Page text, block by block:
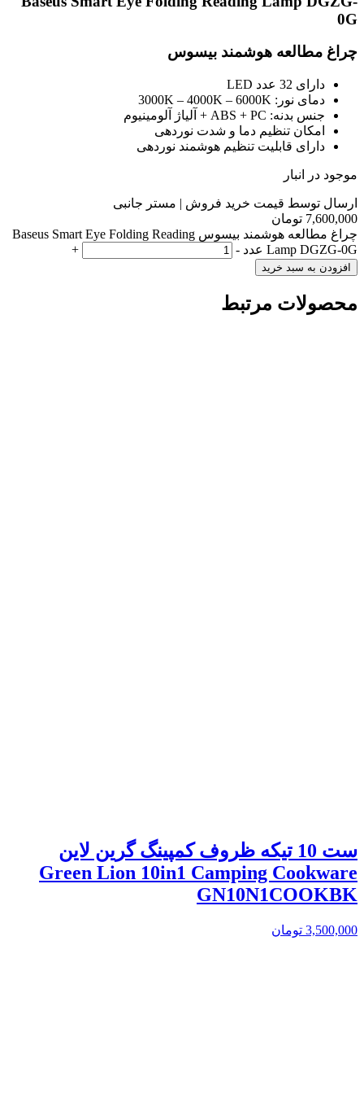
0G
چراغ مطالعه هوشمند بیسوس
دارای 32 عدد LED
دمای نور: 3000K – 4000K – 6000K
جنس بدنه: ABS + PC + آلیاژ آلومینیوم
امکان تنظیم دما و شدت نوردهی
دارای قابلیت تنظیم هوشمند نوردهی
موجود در انبار
ارسال توسط قیمت خرید فروش | مستر جانبی
7,600,000 تومان
چراغ مطالعه هوشمند بیسوس Baseus Smart Eye Folding Reading
Lamp DGZG-0G عدد
-
+
افزودن به سبد خرید
محصولات مرتبط
ست 10 تیکه ظروف کمپینگ گرین لاین
Green Lion 10in1 Camping Cookware
GN10N1COOKBK
3,500,000 تومان